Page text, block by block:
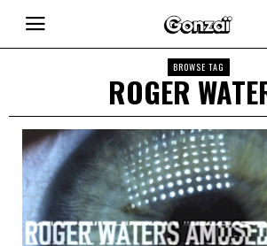
BROWSE TAG
ROGER